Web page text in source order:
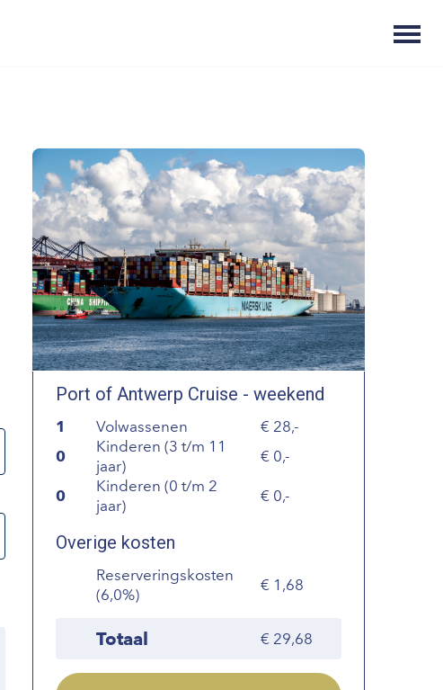
Port of Antwerp Cruise - weekend
1 Volwassenen
28,-
0
Kinderen (3 t/m 11
jaar)
0,-
0
Kinderen (0 t/m 2
jaar)
0,-
Overige kosten
Reserveringskosten
(6,0%)
1,68
Totaal 29,68